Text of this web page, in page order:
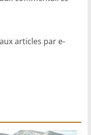
articles par e-